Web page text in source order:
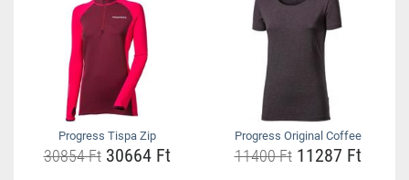
Progress Tispa Zip
30854 Ft30664 Ft
Progress Original Coffee
11400 Ft11287 Ft